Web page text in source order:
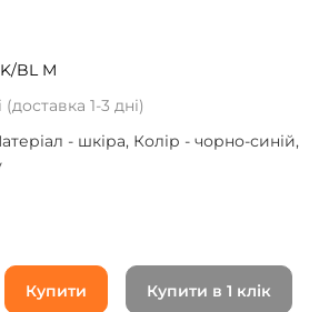
BL M
1-3 дні)
- шкіра, Колір - чорно-синій,
Купити Купити в 1 клік